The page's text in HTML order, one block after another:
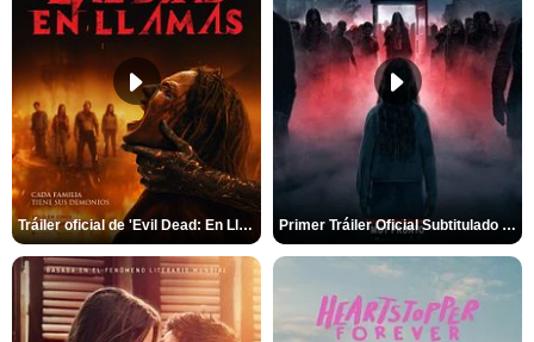
Tráiler oficial de 'Evil Dead: En Llamas' Primer Tráiler Oficial Subtitulado de 'La Noche Del Demonio: Están Entre Nosotros'